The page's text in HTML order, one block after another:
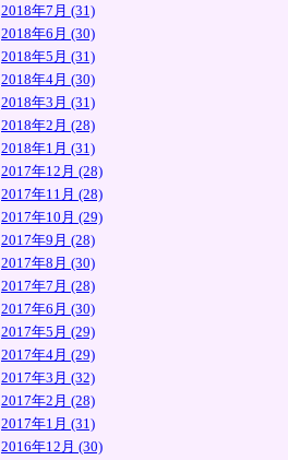
2018年7月 (31)
2018年6月 (30)
2018年5月 (31)
2018年4月 (30)
2018年3月 (31)
2018年2月 (28)
2018年1月 (31)
2017年12月 (28)
2017年11月 (28)
2017年10月 (29)
2017年9月 (28)
2017年8月 (30)
2017年7月 (28)
2017年6月 (30)
2017年5月 (29)
2017年4月 (29)
2017年3月 (32)
2017年2月 (28)
2017年1月 (31)
2016年12月 (30)